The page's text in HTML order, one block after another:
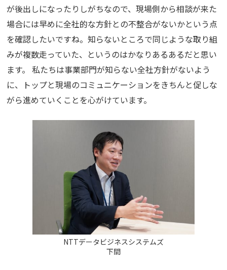
が後出しになったりしがちなので、現場側から相談が来た
場合には早めに全社的な方針との不整合がないかという点
を確認したいですね。知らないところで同じような取り組
みが複数走っていた、というのはかなりあるあるだと思い
ます。 私たちは事業部門が知らない全社方針がないよう
に、トップと現場のコミュニケーションをきちんと促しな
がら進めていくことを心がけています。
NTTデータビジネスシステムズ
下間